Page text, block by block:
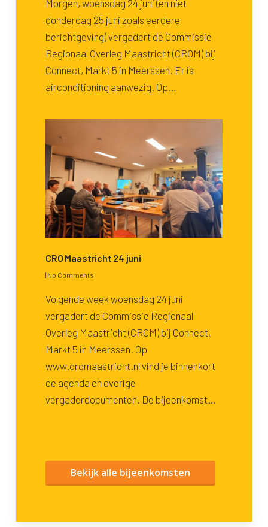
Morgen, woensdag 24 juni (en niet
donderdag 25 juni zoals eerdere
berichtgeving) vergadert de Commissie
Regionaal Overleg Maastricht (CROM) bij
Connect, Markt 5 in Meerssen. Er is
airconditioning aanwezig. Op…
CRO Maastricht 24 juni
| No Comments
Volgende week woensdag 24 juni
vergadert de Commissie Regionaal
Overleg Maastricht (CROM) bij Connect,
Markt 5 in Meerssen. Op
www.cromaastricht.nl vind je binnenkort
de agenda en overige
vergaderdocumenten. De bijeenkomst…
Bekijk alle bijeenkomsten